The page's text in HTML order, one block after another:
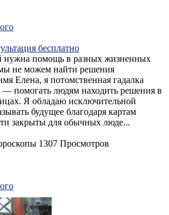
бесплатно
нужна помощь в разных жизненных
не можем найти решения
Елена, я потомственная гадалка
— помогать людям находить решения в
Я обладаю исключительной
будущее благодаря картам
закрыты для обычных люде...
1307 Просмотров